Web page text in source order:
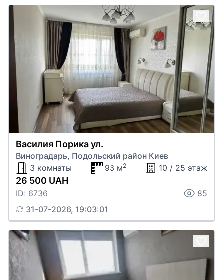
Василия Порика ул.
Виноградарь, Подольский район Киев
3 комнаты
93 м2 10 / 25 этаж
26 500 UAH
ID: 6736
85
31-07-2026, 19:03:01